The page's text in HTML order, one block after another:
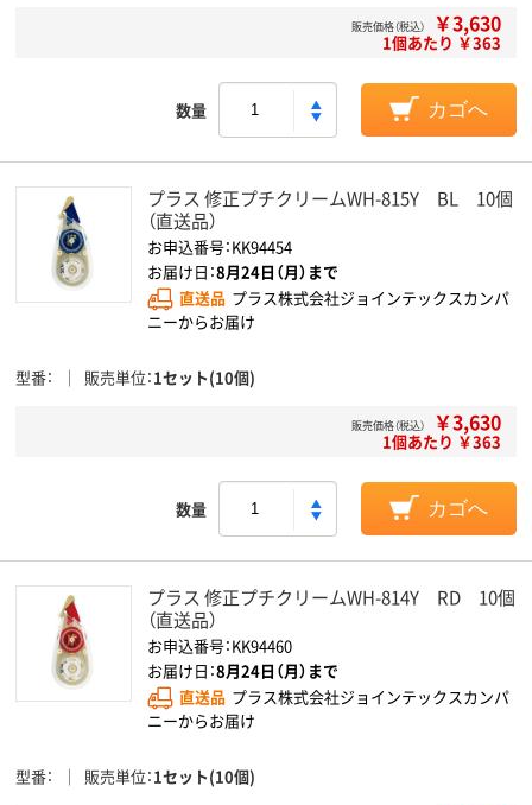
販売価格（税込） ￥3,630
1個あたり ￥363
数量 カゴへ
プラス 修正プチクリームWH-815Y BL 10個
（直送品）
お申込番号：KK94454
お届け日：8月24日（月）まで
直送品 プラス株式会社ジョインテックスカンパ
ニーからお届け
型番 販売単位 1セット(10個)
販売価格（税込） ￥3,630
1個あたり ￥363
数量 カゴへ
プラス 修正プチクリームWH-814Y RD 10個
（直送品）
お申込番号：KK94460
お届け日：8月24日（月）まで
直送品 プラス株式会社ジョインテックスカンパ
ニーからお届け
型番 販売単位 1セット(10個)